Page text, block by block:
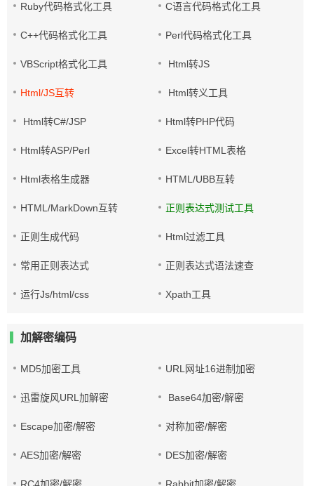
Ruby代码格式化工具 C语言代码格式化工具
C++代码格式化工具 Perl代码格式化工具
VBScript格式化工具 Html转JS
Html/JS互转 Html转义工具
Html转C#/JSP Html转PHP代码
Html转ASP/Perl Excel转HTML表格
Html表格生成器 HTML/UBB互转
HTML/MarkDown互转 正则表达式测试工具
正则生成代码 Html过滤工具
常用正则表达式 正则表达式语法速查
运行Js/html/css Xpath工具
加解密编码
MD5加密工具 URL网址16进制加密
迅雷旋风URL加解密 Base64加密/解密
Escape加密/解密 对称加密/解密
AES加密/解密 DES加密/解密